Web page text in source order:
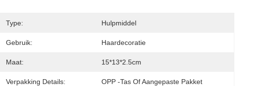
Type: Hulpmiddel
Gebruik: Haardecoratie
Maat: 15*13*2.5cm
Verpakking Details: OPP -tas Of Aangepaste Pakket